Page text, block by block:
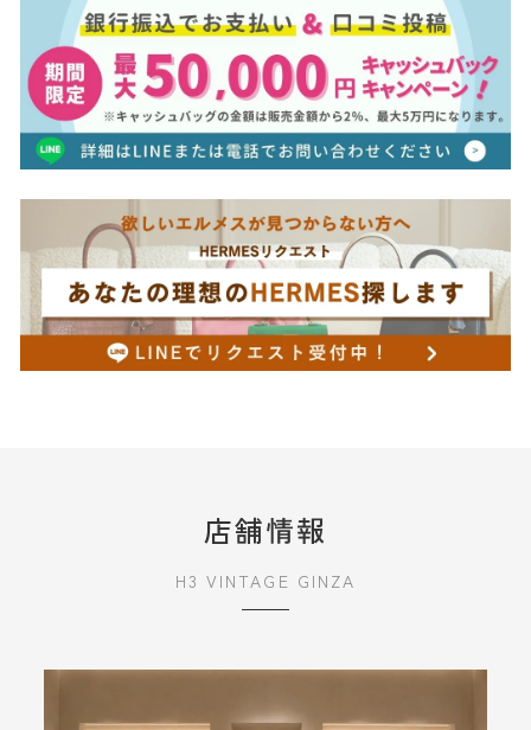
店舗情報
H3 VINTAGE GINZA